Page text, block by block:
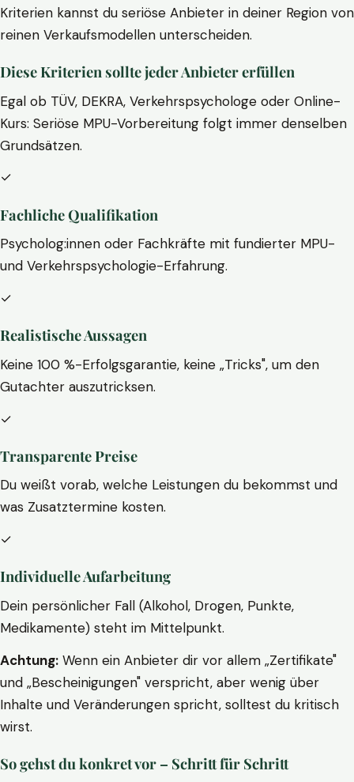
Kriterien kannst du seriöse Anbieter in deiner Region von
reinen Verkaufsmodellen unterscheiden.
Diese Kriterien sollte jeder Anbieter erfüllen
Egal ob TÜV, DEKRA, Verkehrspsychologe oder Online-
Kurs: Seriöse MPU-Vorbereitung folgt immer denselben
Grundsätzen.
✓
Fachliche Qualifikation
Psycholog:innen oder Fachkräfte mit fundierter MPU-
und Verkehrspsychologie-Erfahrung.
✓
Realistische Aussagen
Keine 100 %-Erfolgsgarantie, keine „Tricks", um den
Gutachter auszutricksen.
✓
Transparente Preise
Du weißt vorab, welche Leistungen du bekommst und
was Zusatztermine kosten.
✓
Individuelle Aufarbeitung
Dein persönlicher Fall (Alkohol, Drogen, Punkte,
Medikamente) steht im Mittelpunkt.
Achtung: Wenn ein Anbieter dir vor allem „Zertifikate"
und „Bescheinigungen" verspricht, aber wenig über
Inhalte und Veränderungen spricht, solltest du kritisch
wirst.
So gehst du konkret vor – Schritt für Schritt